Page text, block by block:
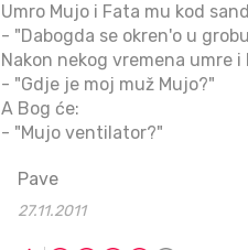
Umro Mujo i Fata mu kod
- "Dabogda se okren'o u
Nakon nekog vremena umre
- "Gdje je moj muž Mujo?"
A Bog će:
- "Mujo ventilator?"
Pave
27.11.2011